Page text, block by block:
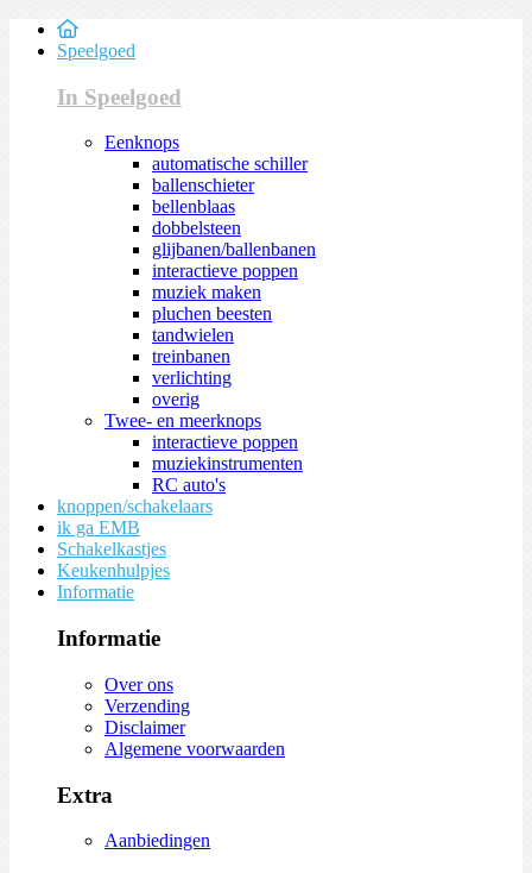
Speelgoed
In Speelgoed
Eenknops
automatische schiller
ballenschieter
bellenblaas
dobbelsteen
glijbanen/ballenbanen
interactieve poppen
muziek maken
pluchen beesten
tandwielen
treinbanen
verlichting
overig
Twee- en meerknops
interactieve poppen
muziekinstrumenten
RC auto's
knoppen/schakelaars
ik ga EMB
Schakelkastjes
Keukenhulpjes
Informatie
Informatie
Over ons
Verzending
Disclaimer
Algemene voorwaarden
Extra
Aanbiedingen